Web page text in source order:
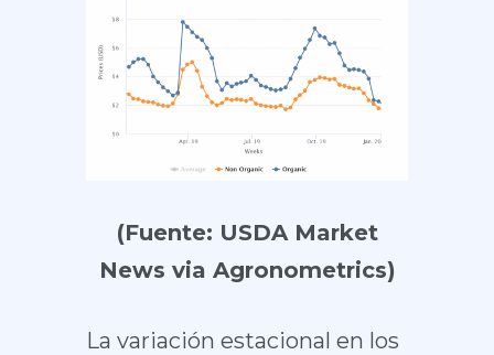
(Fuente: USDA Market
News via Agronometrics)
La variación estacional en los